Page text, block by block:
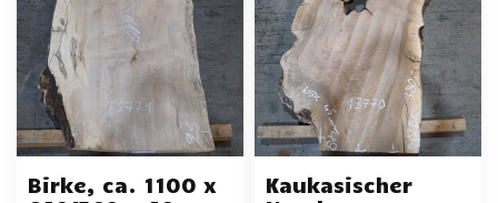
Birke, ca. 1100 x
Kaukasischer